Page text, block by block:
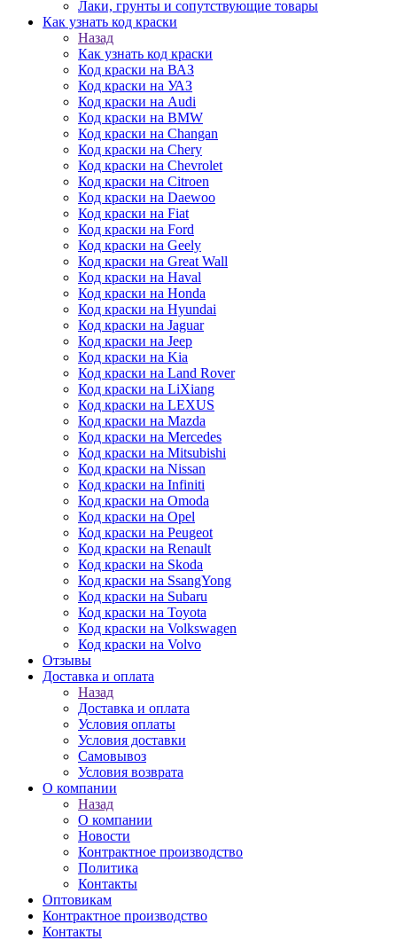
Лаки, грунты и сопутствующие товары
Как узнать код краски
Назад
Как узнать код краски
Код краски на ВАЗ
Код краски на УАЗ
Код краски на Audi
Код краски на BMW
Код краски на Changan
Код краски на Chery
Код краски на Chevrolet
Код краски на Citroen
Код краски на Daewoo
Код краски на Fiat
Код краски на Ford
Код краски на Geely
Код краски на Great Wall
Код краски на Haval
Код краски на Honda
Код краски на Hyundai
Код краски на Jaguar
Код краски на Jeep
Код краски на Kia
Код краски на Land Rover
Код краски на LiXiang
Код краски на LEXUS
Код краски на Mazda
Код краски на Mercedes
Код краски на Mitsubishi
Код краски на Nissan
Код краски на Infiniti
Код краски на Omoda
Код краски на Opel
Код краски на Peugeot
Код краски на Renault
Код краски на Skoda
Код краски на SsangYong
Код краски на Subaru
Код краски на Toyota
Код краски на Volkswagen
Код краски на Volvo
Отзывы
Доставка и оплата
Назад
Доставка и оплата
Условия оплаты
Условия доставки
Самовывоз
Условия возврата
О компании
Назад
О компании
Новости
Контрактное производство
Политика
Контакты
Оптовикам
Контрактное производство
Контакты